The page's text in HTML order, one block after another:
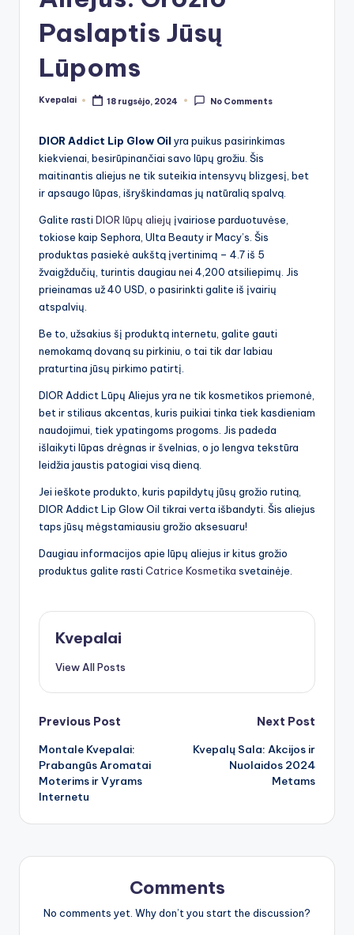
Paslaptis Jūsų
Lūpoms
Posted
Kvepalai 18 rugsėjo, 2024 No Comments
DIOR Addict Lip Glow Oil yra puikus pasirinkimas
kiekvienai, besirūpinančiai savo lūpų grožiu. Šis
maitinantis aliejus ne tik suteikia intensyvų blizgesį, bet
ir apsaugo lūpas, išryškindamas jų natūralią spalvą.
Galite rasti DIOR lūpų aliejų įvairiose parduotuvėse,
tokiose kaip Sephora, Ulta Beauty ir Macy’s. Šis
produktas pasiekė aukštą įvertinimą – 4.7 iš 5
žvaigždučių, turintis daugiau nei 4,200 atsiliepimų. Jis
prieinamas už 40 USD, o pasirinkti galite iš įvairių
atspalvių.
Be to, užsakius šį produktą internetu, galite gauti
nemokamą dovaną su pirkiniu, o tai tik dar labiau
praturtina jūsų pirkimo patirtį.
DIOR Addict Lūpų Aliejus yra ne tik kosmetikos priemonė,
bet ir stiliaus akcentas, kuris puikiai tinka tiek kasdieniam
naudojimui, tiek ypatingoms progoms. Jis padeda
išlaikyti lūpas drėgnas ir švelnias, o jo lengva tekstūra
leidžia jaustis patogiai visą dieną.
Jei ieškote produkto, kuris papildytų jūsų grožio rutiną,
DIOR Addict Lip Glow Oil tikrai verta išbandyti. Šis aliejus
taps jūsų mėgstamiausiu grožio aksesuaru!
Daugiau informacijos apie lūpų aliejus ir kitus grožio
produktus galite rasti Catrice Kosmetika svetainėje.
Kvepalai
View All Posts
Post
navigation
Previous Post
Montale Kvepalai:
Prabangūs Aromatai
Moterims ir Vyrams
Internetu
Next Post
Kvepalų Sala: Akcijos ir
Nuolaidos 2024
Metams
Comments
No comments yet. Why don’t you start the discussion?